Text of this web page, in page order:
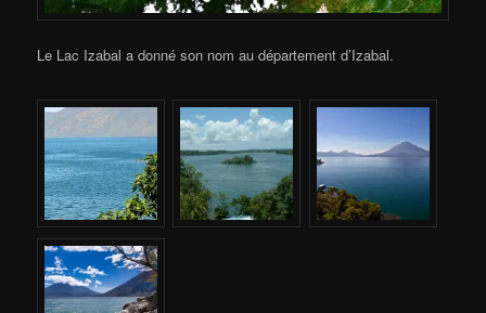
Le Lac Izabal a donné son nom au département d’Izabal.